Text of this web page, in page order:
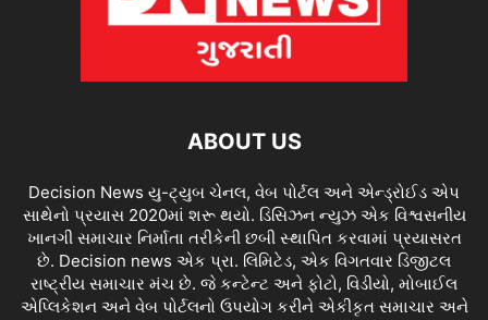
ABOUT US
Decision News યુ-ટ્યુબ ચેનલ, વેબ પોર્ટલ અને એન્ડ્રોઈડ એપ
સાથેનો પ્રયાસ 2020માં શરૂ થયો. ડિસિઝન ન્યુઝ એક વિશ્વસનીય
ખાનગી સમાચાર નિર્માતા તરીકેની છબી સ્થાપિત કરવામાં પ્રયાસરત
છે. Decision news એક પ્રા. લિમિટેડ, એક વિગતવાર ડિજીટલ
રાષ્ટ્રીય સમાચાર મંચ છે. જે કન્ટેન્ટ અને ફોટો, વિડીયો, મોબાઈલ
એપ્લિકેશન અને વેબ પોર્ટલનો ઉપયોગ કરીને એકીકૃત સમાચાર અને